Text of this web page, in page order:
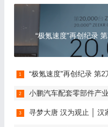
“极
“极氪速度”再创纪录 第
小鹏汽车配套零部件产业园奠
寻梦大唐 汉为观止 │ 汉家族